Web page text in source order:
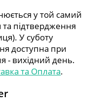
у той самий
підтвердження
У суботу
доступна при
- вихідний день.
та Оплата.